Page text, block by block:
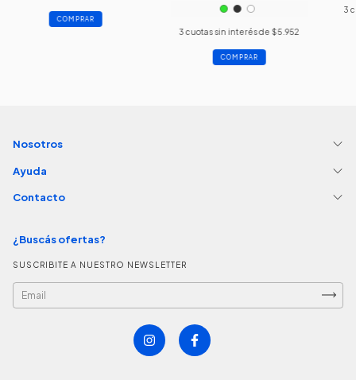
COMPRAR
3 cuotas sin interés de $5.952
COMPRAR
3
Nosotros
Ayuda
Contacto
¿Buscás ofertas?
SUSCRIBITE A NUESTRO NEWSLETTER